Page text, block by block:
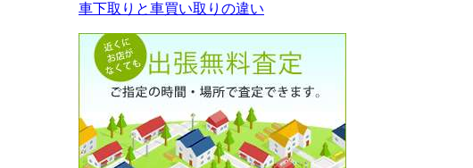
車下取りと車買い取りの違い